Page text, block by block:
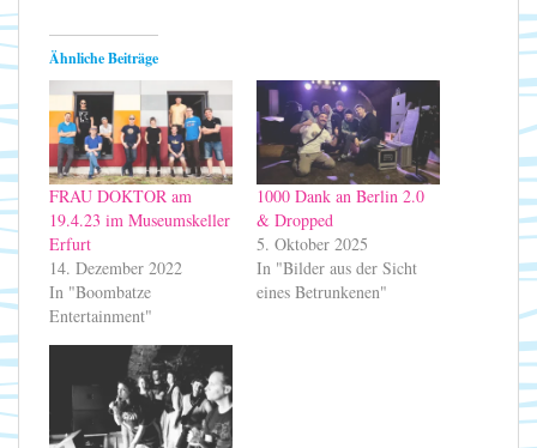
Ähnliche Beiträge
FRAU DOKTOR am
19.4.23 im Museumskeller
Erfurt
14. Dezember 2022
In "Boombatze
Entertainment"
1000 Dank an Berlin 2.0
& Dropped
5. Oktober 2025
In "Bilder aus der Sicht
eines Betrunkenen"